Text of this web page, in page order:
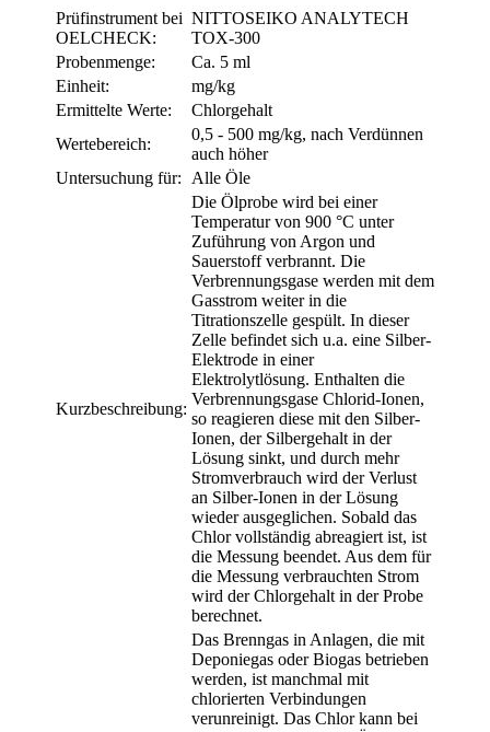
Prüfinstrument bei
OELCHECK:
NITTOSEIKO ANALYTECH
TOX-300
Probenmenge:
Ca. 5 ml
Einheit:
mg/kg
Ermittelte Werte:
Chlorgehalt
Wertebereich:
0,5 - 500 mg/kg, nach Verdünnen
auch höher
Untersuchung für:
Alle Öle
Kurzbeschreibung:
Die Ölprobe wird bei einer
Temperatur von 900 °C unter
Zuführung von Argon und
Sauerstoff verbrannt. Die
Verbrennungsgase werden mit dem
Gasstrom weiter in die
Titrationszelle gespült. In dieser
Zelle befindet sich u.a. eine Silber-
Elektrode in einer
Elektrolytlösung. Enthalten die
Verbrennungsgase Chlorid-Ionen,
so reagieren diese mit den Silber-
Ionen, der Silbergehalt in der
Lösung sinkt, und durch mehr
Stromverbrauch wird der Verlust
an Silber-Ionen in der Lösung
wieder ausgeglichen. Sobald das
Chlor vollständig abreagiert ist, ist
die Messung beendet. Aus dem für
die Messung verbrauchten Strom
wird der Chlorgehalt in der Probe
berechnet.
Das Brenngas in Anlagen, die mit
Deponiegas oder Biogas betrieben
werden, ist manchmal mit
chlorierten Verbindungen
verunreinigt. Das Chlor kann bei